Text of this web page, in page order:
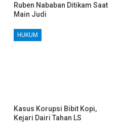
Ruben Nababan Ditikam Saat
Main Judi
HUKUM
Kasus Korupsi Bibit Kopi,
Kejari Dairi Tahan LS